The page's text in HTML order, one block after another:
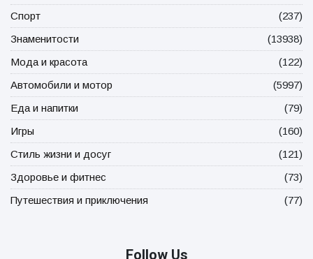
Спорт
(237)
Знаменитости
(13938)
Мода и красота
(122)
Автомобили и мотор
(5997)
Еда и напитки
(79)
Игры
(160)
Стиль жизни и досуг
(121)
Здоровье и фитнес
(73)
Путешествия и приключения
(77)
Follow Us